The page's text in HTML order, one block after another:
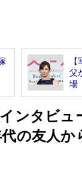
父
場
ンタビ
の友人か